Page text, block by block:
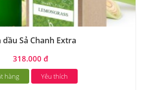
dầu Sả Chanh Extra
318.000 đ
hàng Yêu thích